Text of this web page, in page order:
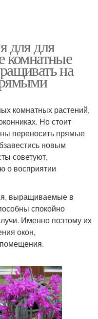
для для
комнатные
на
комнатных растений,
Но стоит
переносить прямые
новым
советуют,
о восприятии
выращиваемые в
спокойно
Именно поэтому их
окон,